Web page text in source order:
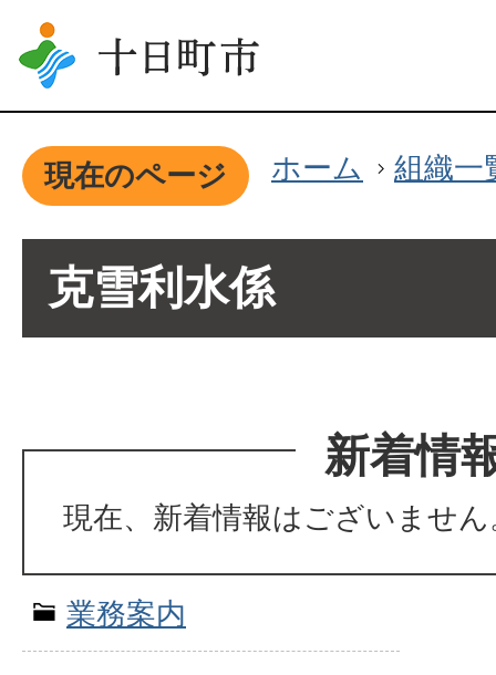
現在のページ ホーム 組織一
克雪利水係
新着情
現在、新着情報はございません
業務案内